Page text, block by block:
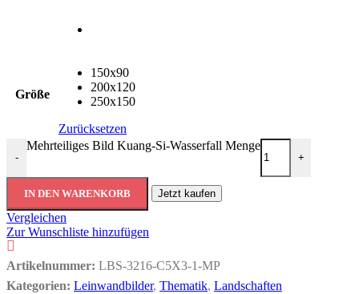
Größe
150x90
200x120
250x150
Zurücksetzen
-
Mehrteiliges Bild Kuang-Si-Wasserfall Menge
+
IN DEN WARENKORB Jetzt kaufen
Vergleichen
Zur Wunschliste hinzufügen
Artikelnummer: LBS-3216-C5X3-1-MP
Kategorien: Leinwandbilder, Thematik, Landschaften